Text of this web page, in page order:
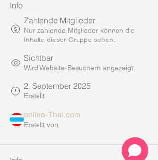
Info
Zahlende Mitglieder
Nur zahlende Mitglieder können die
Inhalte dieser Gruppe sehen.
Sichtbar
Wird Website-Besuchern angezeigt.
2. September 2025
Erstellt
online-Thai.com
Erstellt von